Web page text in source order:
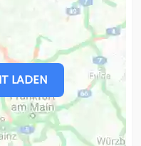
LADEN